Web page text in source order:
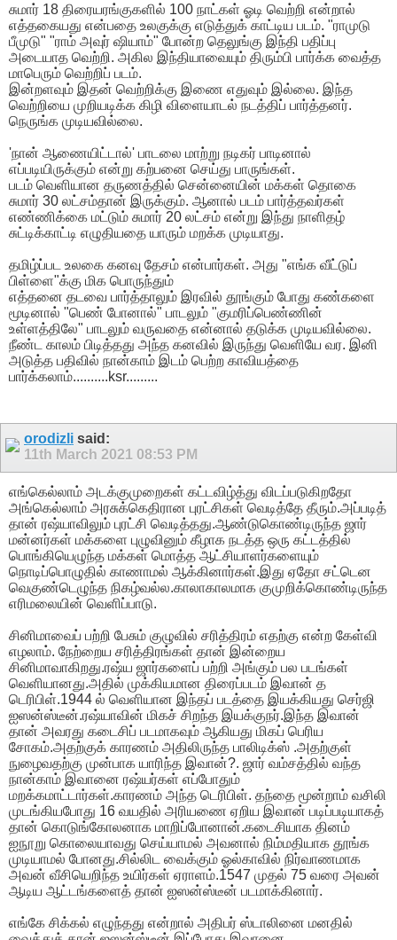
சுமார் 18 திரையரங்குகளில் 100 நாட்கள் ஓடி வெற்றி என்றால்
எத்தகையது என்பதை உலகுக்கு எடுத்துக் காட்டிய படம். "ராமுடு
பீமுடு" "ராம் அவுர் ஷியாம்" போன்ற தெலுங்கு இந்தி பதிப்பு
அடையாத வெற்றி. அகில இந்தியாவையும் திரும்பி பார்க்க வைத்த
மாபெரும் வெற்றிப் படம்.
இன்றளவும் இதன் வெற்றிக்கு இணை எதுவும் இல்லை. இந்த
வெற்றியை முறியடிக்க கிழி விளையாடல் நடத்திப் பார்த்தனர்.
நெருங்க முடியவில்லை.
'நான் ஆணையிட்டால்' பாடலை மாற்று நடிகர் பாடினால்
எப்படியிருக்கும் என்று கற்பனை செய்து பாருங்கள்.
படம் வெளியான தருணத்தில் சென்னையின் மக்கள் தொகை
சுமார் 30 லட்சம்தான் இருக்கும். ஆனால் படம் பார்த்தவர்கள்
எண்ணிக்கை மட்டும் சுமார் 20 லட்சம் என்று இந்து நாளிதழ்
சுட்டிக்காட்டி எழுதியதை யாரும் மறக்க முடியாது.
தமிழ்ப்பட உலகை கனவு தேசம் என்பார்கள். அது "எங்க வீட்டுப்
பிள்ளை"க்கு மிக பொருந்தும்
எத்தனை தடவை பார்த்தாலும் இரவில் தூங்கும் போது கண்களை
மூடினால் "பெண் போனால்" பாடலும் "குமரிப்பெண்ணின்
உள்ளத்திலே" பாடலும் வருவதை என்னால் தடுக்க முடியவில்லை.
நீண்ட காலம் பிடித்தது அந்த கனவில் இருந்து வெளியே வர. இனி
அடுத்த பதிவில் நான்காம் இடம் பெற்ற காவியத்தை
பார்க்கலாம்..........ksr.........
orodizli said:
11th March 2021 08:53 PM
எங்கெல்லாம் அடக்குமுறைகள் கட்டவிழ்த்து விடப்படுகிறதோ
அங்கெல்லாம் அரசுக்கெதிரான புரட்சிகள் வெடித்தே தீரும்.அப்படித்
தான் ரஷ்யாவிலும் புரட்சி வெடித்தது.ஆண்டுகொண்டிருந்த ஜார்
மன்னர்கள் மக்களை புழுவினும் கீழாக நடத்த ஒரு கட்டத்தில்
பொங்கியெழுந்த மக்கள் மொத்த ஆட்சியாளர்களையும்
நொடிப்பொழுதில் காணாமல் ஆக்கினார்கள்.இது ஏதோ சட்டென
வெகுண்டெழுந்த நிகழ்வல்ல.காலாகாலமாக குமுறிக்கொண்டிருந்த
எரிமலையின் வெளிப்பாடு.
சினிமாவைப் பற்றி பேசும் குழுவில் சரித்திரம் எதற்கு என்ற கேள்வி
எழலாம். நேற்றைய சரித்திரங்கள் தான் இன்றைய
சினிமாவாகிறது.ரஷ்ய ஜார்களைப் பற்றி அங்கும் பல படங்கள்
வெளியானது.அதில் முக்கியமான திரைப்படம் இவான் த
டெரிபிள்.1944 ல் வெளியான இந்தப் படத்தை இயக்கியது செர்ஜி
ஐஸன்ஸ்டீன்.ரஷ்யாவின் மிகச் சிறந்த இயக்குநர்.இந்த இவான்
தான் அவரது கடைசிப் படமாகவும் ஆகியது மிகப் பெரிய
சோகம்.அதற்குக் காரணம் அதிலிருந்த பாலிடிக்ஸ் .அதற்குள்
நுழைவதற்கு முன்பாக யாரிந்த இவான்?. ஜார் வம்சத்தில் வந்த
நான்காம் இவானை ரஷ்யர்கள் எப்போதும்
மறக்கமாட்டார்கள்.காரணம் அந்த டெரிபிள். தந்தை மூன்றாம் வசிலி
முடங்கியபோது 16 வயதில் அரியணை ஏறிய இவான் படிப்படியாகத்
தான் கொடுங்கோலனாக மாறிப்போனான்.கடைசியாக தினம்
ஐநூறு கொலையாவது செய்யாமல் அவனால் நிம்மதியாக தூங்க
முடியாமல் போனது.சில்லிட வைக்கும் ஓல்காவில் நிர்வாணமாக
அவன் வீசியெறிந்த உயிர்கள் ஏராளம்.1547 முதல் 75 வரை அவன்
ஆடிய ஆட்டங்களைத் தான் ஐஸன்ஸ்டீன் படமாக்கினார்.
எங்கே சிக்கல் எழுந்தது என்றால் அதிபர் ஸ்டாலினை மனதில்